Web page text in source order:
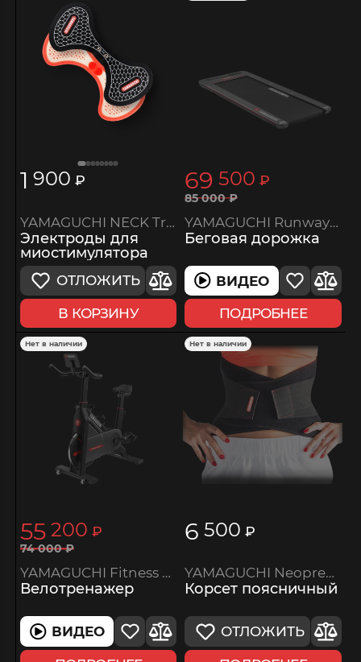
1 900 ₽
YAMAGUCHI NECK Trainer MIO
Электроды для
миостимулятора
ОТЛОЖИТЬ
В КОРЗИНУ
69 500 ₽
85 000₽
YAMAGUCHI Runway-X
Беговая дорожка
ВИДЕО
ПОДРОБНЕЕ
Нет в наличии
55 200 ₽
74 000₽
YAMAGUCHI Fitness Bike
Велотренажер
ВИДЕО
Нет в наличии
6 500 ₽
YAMAGUCHI Neoprene Lumbar Support
Корсет поясничный
ОТЛОЖИТЬ